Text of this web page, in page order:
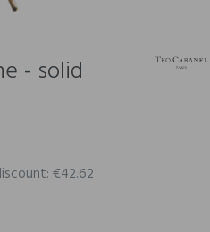
- solid
€42.62